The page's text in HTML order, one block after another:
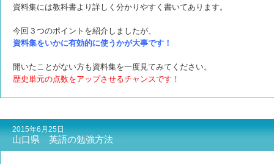
資料集には教科書より詳しく分かりやすく書いてあります。
今回３つのポイントを紹介しましたが、
資料集をいかに有効的に使うかが大事です！
開いたことがない方も資料集を一度見てみてください。
歴史単元の点数をアップさせるチャンスです！
2015年6月25日
山口県 英語の勉強方法